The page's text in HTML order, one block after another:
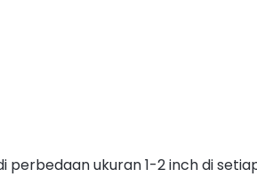
perbedaan ukuran 1-2 inch di